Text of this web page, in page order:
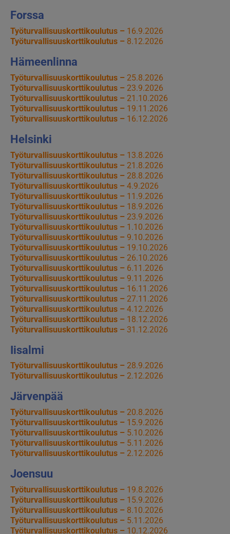
Forssa
Työturvallisuuskorttikoulutus – 16.9.2026
Työturvallisuuskorttikoulutus – 8.12.2026
Hämeenlinna
Työturvallisuuskorttikoulutus – 25.8.2026
Työturvallisuuskorttikoulutus – 23.9.2026
Työturvallisuuskorttikoulutus – 21.10.2026
Työturvallisuuskorttikoulutus – 19.11.2026
Työturvallisuuskorttikoulutus – 16.12.2026
Helsinki
Työturvallisuuskorttikoulutus – 13.8.2026
Työturvallisuuskorttikoulutus – 21.8.2026
Työturvallisuuskorttikoulutus – 28.8.2026
Työturvallisuuskorttikoulutus – 4.9.2026
Työturvallisuuskorttikoulutus – 11.9.2026
Työturvallisuuskorttikoulutus – 18.9.2026
Työturvallisuuskorttikoulutus – 23.9.2026
Työturvallisuuskorttikoulutus – 1.10.2026
Työturvallisuuskorttikoulutus – 9.10.2026
Työturvallisuuskorttikoulutus – 19.10.2026
Työturvallisuuskorttikoulutus – 26.10.2026
Työturvallisuuskorttikoulutus – 6.11.2026
Työturvallisuuskorttikoulutus – 9.11.2026
Työturvallisuuskorttikoulutus – 16.11.2026
Työturvallisuuskorttikoulutus – 27.11.2026
Työturvallisuuskorttikoulutus – 4.12.2026
Työturvallisuuskorttikoulutus – 18.12.2026
Työturvallisuuskorttikoulutus – 31.12.2026
Iisalmi
Työturvallisuuskorttikoulutus – 28.9.2026
Työturvallisuuskorttikoulutus – 2.12.2026
Järvenpää
Työturvallisuuskorttikoulutus – 20.8.2026
Työturvallisuuskorttikoulutus – 15.9.2026
Työturvallisuuskorttikoulutus – 5.10.2026
Työturvallisuuskorttikoulutus – 5.11.2026
Työturvallisuuskorttikoulutus – 2.12.2026
Joensuu
Työturvallisuuskorttikoulutus – 19.8.2026
Työturvallisuuskorttikoulutus – 15.9.2026
Työturvallisuuskorttikoulutus – 8.10.2026
Työturvallisuuskorttikoulutus – 5.11.2026
Työturvallisuuskorttikoulutus – 10.12.2026